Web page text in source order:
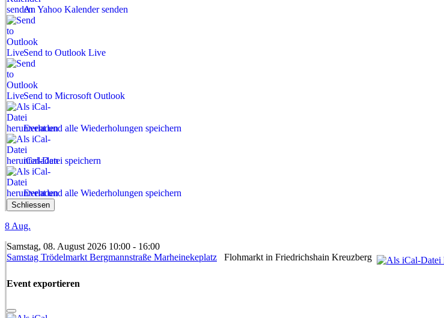
An Yahoo Kalender senden
Send to Outlook Live
Send to Microsoft Outlook
Event und alle Wiederholungen speichern
iCal-Datei speichern
Event und alle Wiederholungen speichern
Schliessen
8 Aug.
Samstag, 08. August 2026 10:00 - 16:00
Samstag Trödelmarkt Bergmannstraße Marheinekeplatz Flohmarkt in Friedrichshain Kreuzberg
Event exportieren